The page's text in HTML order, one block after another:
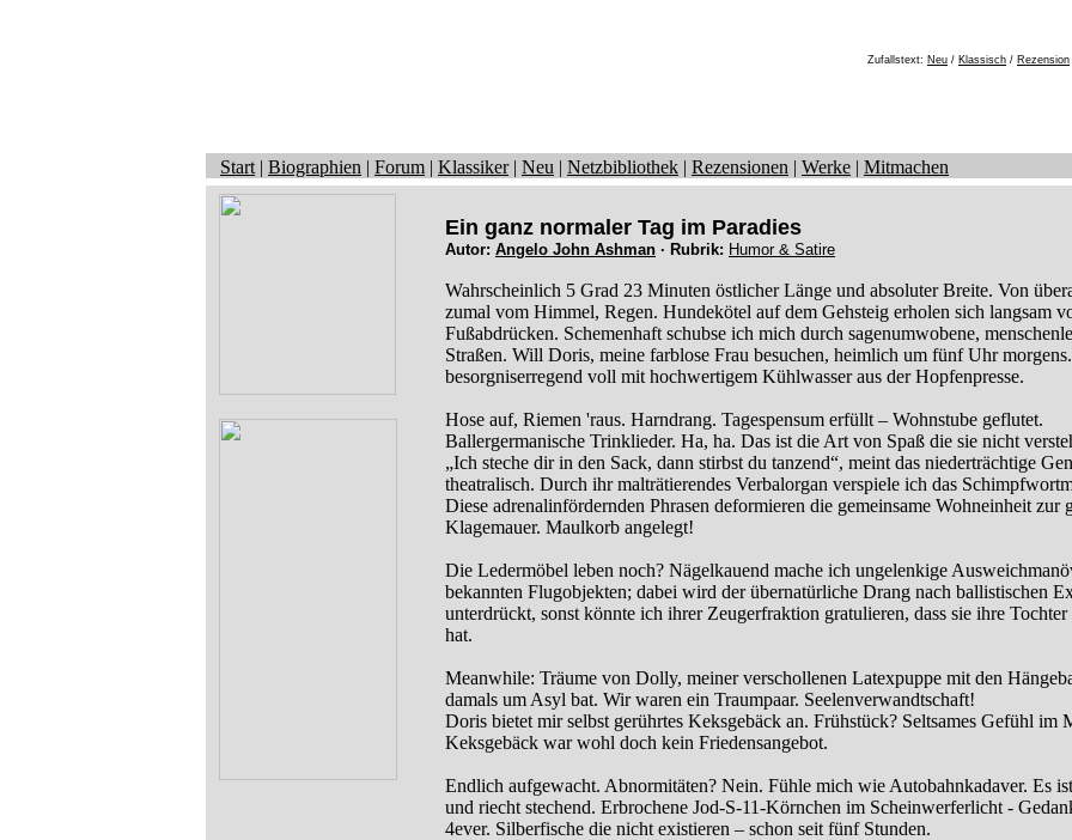
Zufallstext: Neu / Klassisch / Rezension
Start | Biographien | Forum | Klassiker| Neu | Netzbibliothek | Rezensionen | Werke | Mitmachen
Ein ganz normaler Tag im Paradies
Autor: Angelo John Ashman · Rubrik: Humor & Satire
Wahrscheinlich 5 Grad 23 Minuten östlicher Länge und absoluter Breite. Von
zumal vom Himmel, Regen. Hundekötel auf dem Gehsteig erholen sich langsam
Fußabdrücken. Schemenhaft schubse ich mich durch sagenumwobene,
Straßen. Will Doris, meine farblose Frau besuchen, heimlich um fünf Uhr
besorgniserregend voll mit hochwertigem Kühlwasser aus der Hopfenpresse.
Hose auf, Riemen 'raus. Harndrang. Tagespensum erfüllt – Wohnstube geflutet.
Ballergermanische Trinklieder. Ha, ha. Das ist die Art von Spaß die sie nicht
„Ich steche dir in den Sack, dann stirbst du tanzend“, meint das niederträchtige
theatralisch. Durch ihr malträtierendes Verbalorgan verspiele ich das
Diese adrenalinfördernden Phrasen deformieren die gemeinsame Wohneinheit zur
Klagemauer. Maulkorb angelegt!
Die Ledermöbel leben noch? Nägelkauend mache ich ungelenkige
bekannten Flugobjekten; dabei wird der übernatürliche Drang nach ballistischen
unterdrückt, sonst könnte ich ihrer Zeugerfraktion gratulieren, dass sie ihre Tochter
hat.
Meanwhile: Träume von Dolly, meiner verschollenen Latexpuppe mit den
damals um Asyl bat. Wir waren ein Traumpaar. Seelenverwandtschaft!
Doris bietet mir selbst gerührtes Keksgebäck an. Frühstück? Seltsames Gefühl im
Keksgebäck war wohl doch kein Friedensangebot.
Endlich aufgewacht. Abnormitäten? Nein. Fühle mich wie Autobahnkadaver. Es
und riecht stechend. Erbrochene Jod-S-11-Körnchen im Scheinwerferlicht -
4ever. Silberfische die nicht existieren – schon seit fünf Stunden.